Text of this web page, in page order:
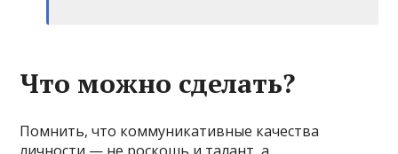
Что можно сделать?
Помнить, что коммуникативные качества